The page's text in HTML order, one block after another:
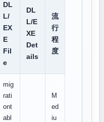
DL
L/
EX
E
Fil
e
DL
L/E
XE
Det
ails
流
行
程
度
mig
rati
ont
abl
M
ed
iu